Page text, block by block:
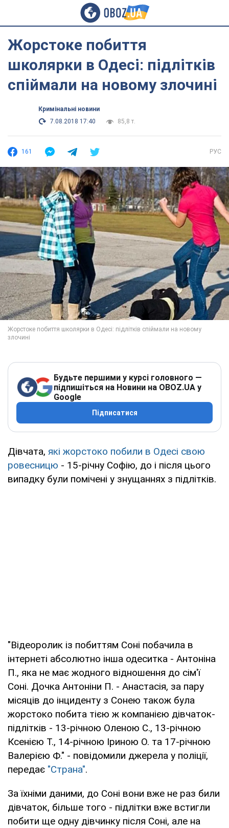
Жорстоке побиття
школярки в Одесі: підлітків
спіймали на новому злочині
Кримінальні новини
7.08.2018 17:40
85,8 т.
161 РУС
Будьте першими у курсі головного —
підпишіться на Новини на OBOZ.UA у
Google
Підписатися
Дівчата, які жорстоко побили в Одесі свою
ровесницю - 15-річну Софію, до і після цього
випадку були помічені у знущаннях з підлітків.
"Відеоролик із побиттям Соні побачила в
інтернеті абсолютно інша одеситка - Антоніна
П., яка не має жодного відношення до сім'ї
Соні. Дочка Антоніни П. - Анастасія, за пару
місяців до інциденту з Сонею також була
жорстоко побита тією ж компанією дівчаток-
підлітків - 13-річною Оленою С., 13-річною
Ксенією Т., 14-річною Іриною О. та 17-річною
Валерією Ф." - повідомили джерела у поліції,
передає "Страна".
За їхніми даними, до Соні вони вже не раз били
дівчаток, більше того - підлітки вже встигли
побити ще одну дівчинку після Соні, але на